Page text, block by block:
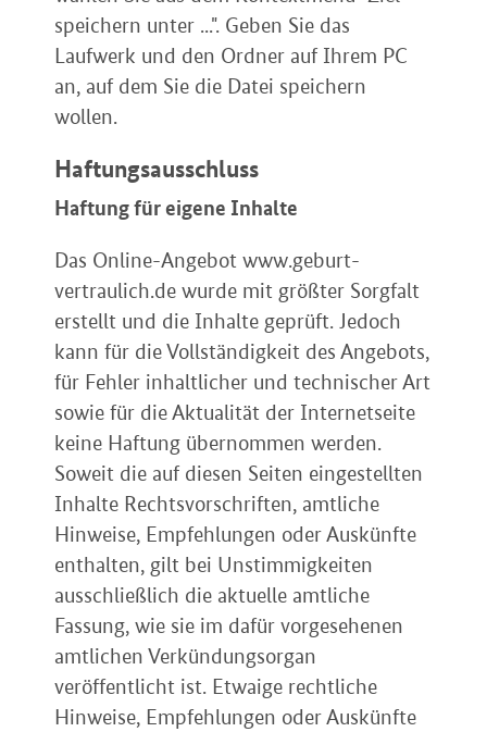
speichern unter ...". Geben Sie das
Laufwerk und den Ordner auf Ihrem PC
an, auf dem Sie die Datei speichern
wollen.
Haftungsausschluss
Haftung für eigene Inhalte
Das Online-Angebot www.geburt-
vertraulich.de wurde mit größter Sorgfalt
erstellt und die Inhalte geprüft. Jedoch
kann für die Vollständigkeit des Angebots,
für Fehler inhaltlicher und technischer Art
sowie für die Aktualität der Internetseite
keine Haftung übernommen werden.
Soweit die auf diesen Seiten eingestellten
Inhalte Rechtsvorschriften, amtliche
Hinweise, Empfehlungen oder Auskünfte
enthalten, gilt bei Unstimmigkeiten
ausschließlich die aktuelle amtliche
Fassung, wie sie im dafür vorgesehenen
amtlichen Verkündungsorgan
veröffentlicht ist. Etwaige rechtliche
Hinweise, Empfehlungen oder Auskünfte